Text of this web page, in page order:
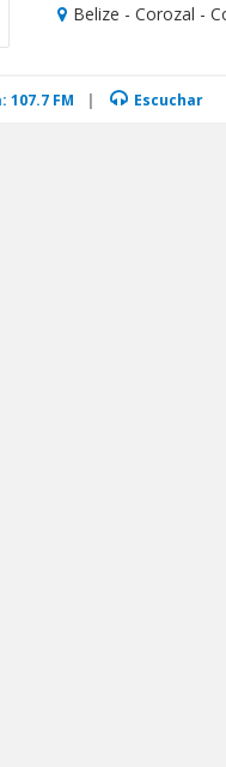
Belize - Corozal -
107.7 FM | Escuchar